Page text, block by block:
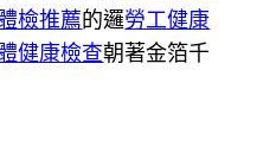
檢推薦的邏勞工健康
健康檢查朝著金箔千